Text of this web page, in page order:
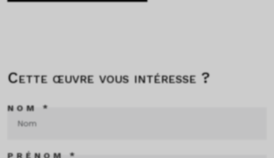
Cette œuvre vous intéresse ?
NOM *
PRÉNOM *